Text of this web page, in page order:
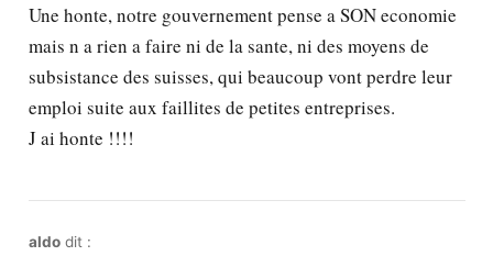
Une honte, notre gouvernement pense a SON economie
mais n a rien a faire ni de la sante, ni des moyens de
subsistance des suisses, qui beaucoup vont perdre leur
emploi suite aux faillites de petites entreprises.
J ai honte !!!!
aldo dit :